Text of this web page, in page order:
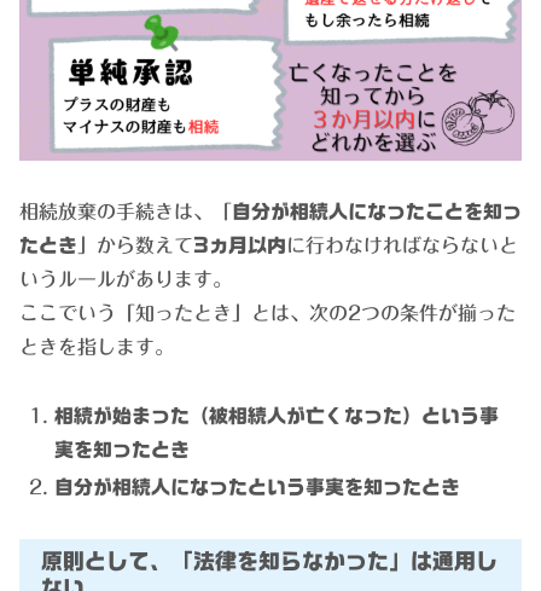
相続放棄の手続きは、「
自分が相続人になったことを知っ
たとき 」から数えて3ヵ月以内に行わなければならないと
いうルールがあります。
ここでいう「知ったとき」とは、次の2つの条件が揃った
ときを指します。
相続が始まった（被相続人が亡くなった）という事
実を知ったとき
自分が相続人になったという事実を知ったとき
原則として、「法律を知らなかった」は通用し